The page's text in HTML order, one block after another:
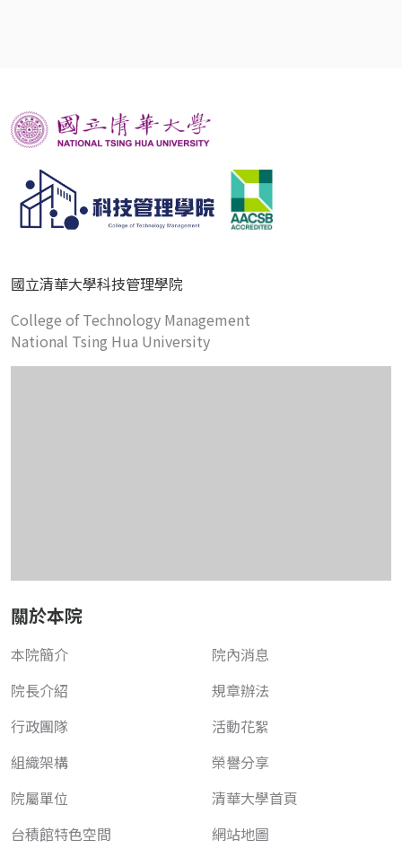
國立清華大學科技管理學院
College of Technology Management
National Tsing Hua University
關於本院
本院簡介
院長介紹
行政團隊
組織架構
院屬單位
台積館特色空間
院內消息
規章辦法
活動花絮
榮譽分享
清華大學首頁
網站地圖